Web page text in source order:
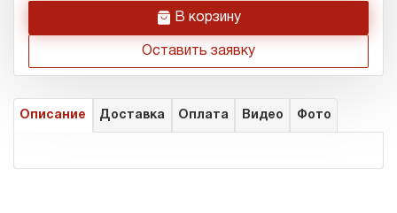
h В корзину
Оставить заявку
Описание Доставка Оплата Видео Фото